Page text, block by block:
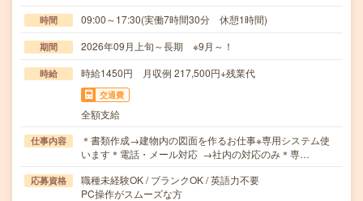
時間 09:00～17:30(実働7時間30分 休憩1時間)
期間 2026年09月上旬～長期 ※9月～！
時給 時給1450円 月収例 217,500円+残業代
交通費
全額支給
仕事内容
＊書類作成→建物内の図面を作るお仕事※専用システム使
います＊電話・メール対応 →社内の対応のみ＊専…
応募資格
職種未経験OK / ブランクOK / 英語力不要
PC操作がスムーズな方